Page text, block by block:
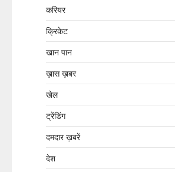
करियर
क्रिकेट
खान पान
ख़ास ख़बर
खेल
ट्रेंडिंग
दमदार ख़बरें
देश